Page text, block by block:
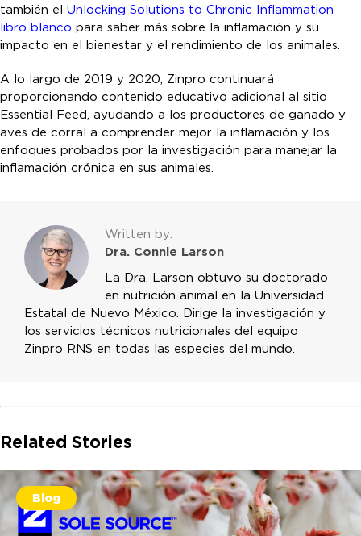
también el Unlocking Solutions to Chronic Inflammation
libro blanco para saber más sobre la inflamación y su
impacto en el bienestar y el rendimiento de los animales.
A lo largo de 2019 y 2020, Zinpro continuará
proporcionando contenido educativo adicional al sitio
Essential Feed, ayudando a los productores de ganado y
aves de corral a comprender mejor la inflamación y los
enfoques probados por la investigación para manejar la
inflamación crónica en sus animales.
Written by:
Dra. Connie Larson
La Dra. Larson obtuvo su doctorado
en nutrición animal en la Universidad
Estatal de Nuevo México. Dirige la investigación y
los servicios técnicos nutricionales del equipo
Zinpro RNS en todas las especies del mundo.
Related Stories
Blog